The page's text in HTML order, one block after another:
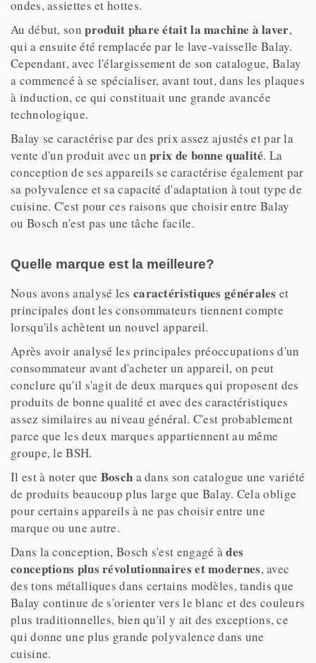
ondes, assiettes et hottes.
Au début, sonproduit phare était la machine à laver,
qui a ensuite été remplacée par le lave-vaisselle Balay.
Cependant, avec l'élargissement de son catalogue, Balay
a commencé à se spécialiser, avant tout, dans les plaques
à induction, ce qui constituait une grande avancée
technologique.
Balay se caractérise par des prix assez ajustés et par la
vente d'un produit avec unprix de bonne qualité. La
conception de ses appareils se caractérise également par
sa polyvalence et sa capacité d'adaptation à tout type de
cuisine. C'est pour ces raisons que choisir entre Balay
ou Bosch n'est pas une tâche facile.
Quelle marque est la meilleure?
Nous avons analysé les caractéristiques générales et
principales dont les consommateurs tiennent compte
lorsqu'ils achètent un nouvel appareil.
Après avoir analysé les principales préoccupations d'un
consommateur avant d'acheter un appareil, on peut
conclure qu'il s'agit de deux marques qui proposent des
produits de bonne qualité et avec des caractéristiques
assez similaires au niveau général. C'est probablement
parce que les deux marques appartiennent au même
groupe, le BSH.
Il est à noter que Bosch a dans son catalogue une variété
de produits beaucoup plus large que Balay. Cela oblige
pour certains appareils à ne pas choisir entre une
marque ou une autre.
Dans la conception, Bosch s'est engagé àdes
conceptions plus révolutionnaires et modernes, avec
des tons métalliques dans certains modèles, tandis que
Balay continue de s'orienter vers le blanc et des couleurs
plus traditionnelles, bien qu'il y ait des exceptions, ce
qui donne une plus grande polyvalence dans une
cuisine.